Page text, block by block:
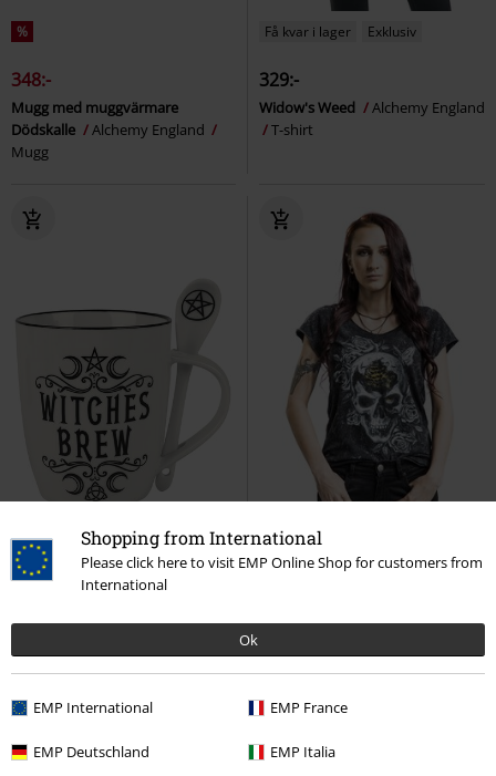
Shopping from International
Please click here to visit EMP Online Shop for customers from
International
Ok
EMP International EMP France
EMP Deutschland EMP Italia
%
348:-
Mugg med muggvärmare
Dödskalle
Alchemy England
Mugg
Få kvar i lager Exklusiv
329:-
Widow's Weed
Alchemy England
T-shirt
179:-
Witches Brew
Alchemy England
Mugg
Bee Skull Alchemy England
T-
shirt